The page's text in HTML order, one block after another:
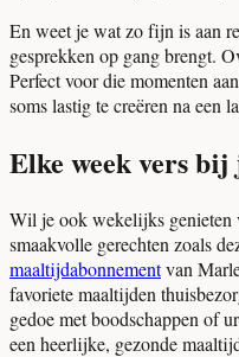
En weet je wat zo fijn is aan
gesprekken op gang brengt.
Perfect voor die momenten
soms lastig te creëren na een
Elke week vers
Wil je ook wekelijks genieten
smaakvolle gerechten zoals
maaltijdabonnementvan
favoriete maaltijden
gedoe met boodschappen of
een heerlijke, gezonde